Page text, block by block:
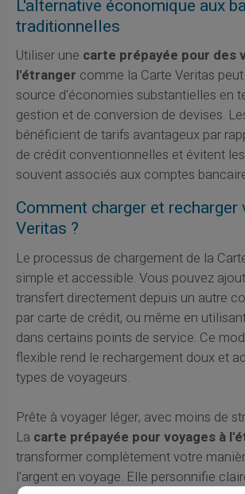
L'alternative économique aux
traditionnelles
Utiliser une carte prépayée pour des
l'étranger comme la Carte Veritas
source d'économies substantielles en
gestion et de conversion de devises.
bénéficient de tarifs avantageux par
de crédit conventionnelles et évitent
souvent associés aux comptes
Comment charger et recharger
Veritas ?
Le processus de chargement de la
simple et accessible. Vous pouvez
transfert directement depuis un autre
par carte de crédit, ou même en
dans certains points de service. Ce
flexible rend le rechargement doux et
types de voyageurs.
Prête à voyager léger, avec moins de
La carte prépayée pour voyages à
transformer complètement votre
l'argent en voyage. Elle personnifie